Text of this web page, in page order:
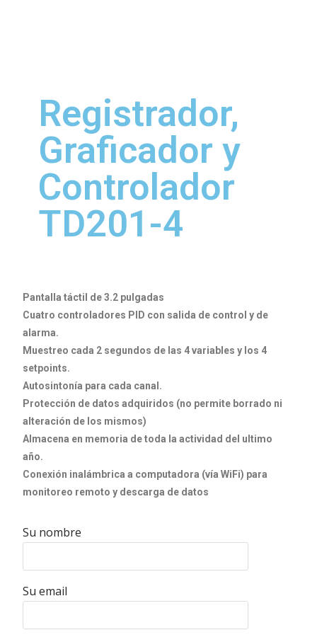
Registrador,
Graficador y
Controlador
TD201-4
Pantalla táctil de 3.2 pulgadas
Cuatro controladores PID con salida de control y de
alarma.
Muestreo cada 2 segundos de las 4 variables y los 4
setpoints.
Autosintonía para cada canal.
Protección de datos adquiridos (no permite borrado ni
alteración de los mismos)
Almacena en memoria de toda la actividad del ultimo
año.
Conexión inalámbrica a computadora (vía WiFi) para
monitoreo remoto y descarga de datos
Su nombre
Su email